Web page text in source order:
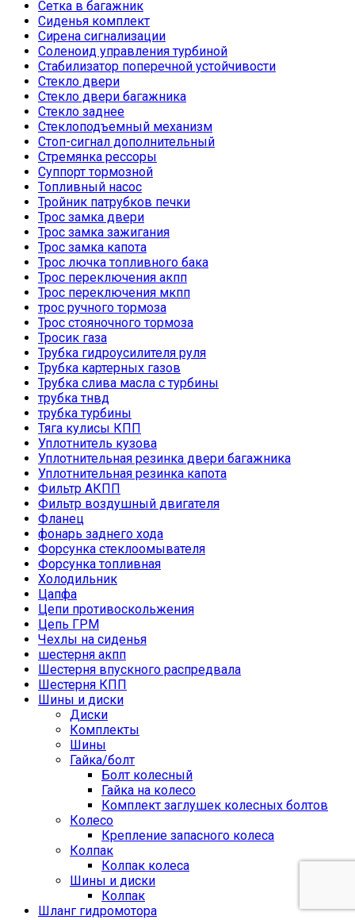
Сетка в багажник
Сиденья комплект
Сирена сигнализации
Соленоид управления турбиной
Стабилизатор поперечной устойчивости
Стекло двери
Стекло двери багажника
Стекло заднее
Стеклоподъемный механизм
Стоп-сигнал дополнительный
Стремянка рессоры
Суппорт тормозной
Топливный насос
Тройник патрубков печки
Трос замка двери
Трос замка зажигания
Трос замка капота
Трос лючка топливного бака
Трос переключения акпп
Трос переключения мкпп
трос ручного тормоза
Трос стояночного тормоза
Тросик газа
Трубка гидроусилителя руля
Трубка картерных газов
Трубка слива масла с турбины
трубка тнвд
трубка турбины
Тяга кулисы КПП
Уплотнитель кузова
Уплотнительная резинка двери багажника
Уплотнительная резинка капота
Фильтр АКПП
Фильтр воздушный двигателя
Фланец
фонарь заднего хода
Форсунка стеклоомывателя
Форсунка топливная
Холодильник
Цапфа
Цепи противоскольжения
Цепь ГРМ
Чехлы на сиденья
шестерня акпп
Шестерня впускного распредвала
Шестерня КПП
Шины и диски
Диски
Комплекты
Шины
Гайка/болт
Болт колесный
Гайка на колесо
Комплект заглушек колесных болтов
Колесо
Крепление запасного колеса
Колпак
Колпак колеса
Шины и диски
Колпак
Шланг гидромотора